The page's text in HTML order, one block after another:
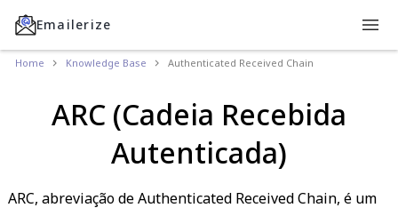
Emailerize
Home Knowledge Base Authenticated Received Chain
ARC (Cadeia Recebida
Autenticada)
ARC, abreviação de Authenticated Received Chain, é um